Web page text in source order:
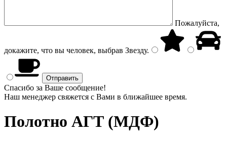
Пожалуйста,
докажите, что вы человек, выбрав Звезду.
Спасибо за Ваше сообщение!
Наш менеджер свяжется с Вами в ближайшее время.
Полотно АГТ (МДФ)